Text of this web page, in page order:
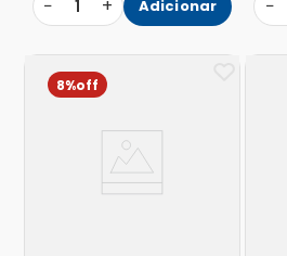
− 1 + Adicionar −
8%